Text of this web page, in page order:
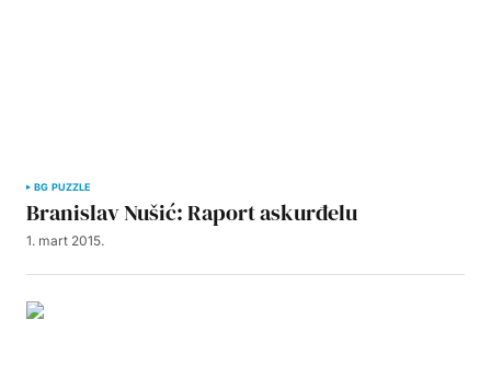
BG PUZZLE
Branislav Nušić: Raport askurđelu
1. mart 2015.